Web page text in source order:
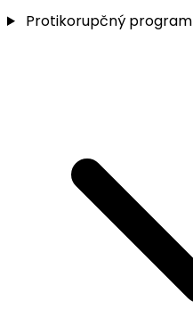
Protikorupčný program